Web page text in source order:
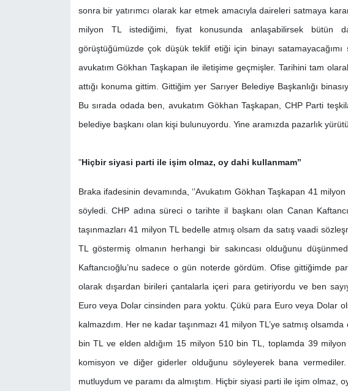
sonra bir yatırımcı olarak kar etmek amacıyla daireleri satmaya
milyon TL istediğimi, fiyat konusunda anlaşabilirsek bütün
görüştüğümüzde çok düşük teklif etiği için binayı
avukatım Gökhan Taşkapan ile iletişime geçmişler. Tarihini tam
attığı konuma gittim. Gittiğim yer Sarıyer Belediye Başkanlığı
Bu sırada odada ben, avukatım Gökhan Taşkapan, CHP Parti
belediye başkanı olan kişi bulunuyordu. Yine aramızda pazarlık
"Hiçbir siyasi parti ile işim olmaz, oy dahi kullanmam’’
Braka ifadesinin devamında, ‘’Avukatım Gökhan Taşkapan 41 milyon
söyledi. CHP adına süreci o tarihte il başkanı olan Canan
taşınmazları 41 milyon TL bedelle atmış olsam da satış vaadi
TL göstermiş olmanın herhangi bir sakıncası olduğunu
Kaftancıoğlu’nu sadece o gün noterde gördüm. Ofise gittiğimde
olarak dışardan birileri çantalarla içeri para getiriyordu ve ben
Euro veya Dolar cinsinden para yoktu. Çükü para Euro veya Dolar
kalmazdım. Her ne kadar taşınmazı 41 milyon TL’ye satmış
bin TL ve elden aldığım 15 milyon 510 bin TL, toplamda 39
komisyon ve diğer giderler olduğunu söyleyerek bana
mutluydum ve paramı da almıştım. Hiçbir siyasi parti ile işim olmaz,